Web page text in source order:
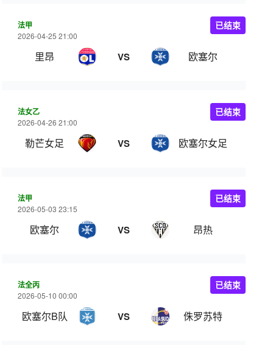
法甲
2026-04-25 21:00
里昂 VS 欧塞尔
已结束
法女乙
2026-04-26 21:00
勒芒女足 VS 欧塞尔女足
已结束
法甲
2026-05-03 23:15
欧塞尔 VS 昂热
已结束
法全丙
2026-05-10 00:00
欧塞尔B队 VS 侏罗苏特
已结束